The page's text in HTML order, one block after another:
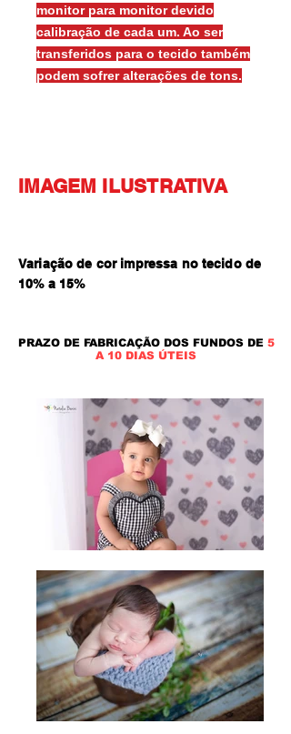
monitor para monitor devido
calibração de cada um. Ao ser
transferidos para o tecido também
podem sofrer alterações de tons.
IMAGEM ILUSTRATIVA
Variação de cor impressa no tecido de
10% a 15%
PRAZO DE FABRICAÇÃO DOS FUNDOS DE 5
A 10 DIAS ÚTEIS